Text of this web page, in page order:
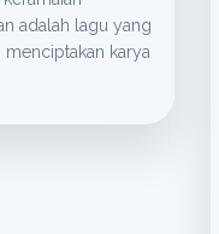
adalah lagu yang
karya